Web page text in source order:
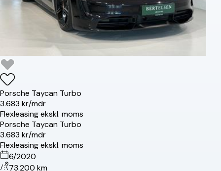
Porsche Taycan Turbo
3.683 kr/mdr
Flexleasing ekskl. moms
Porsche Taycan Turbo
3.683 kr/mdr
Flexleasing ekskl. moms
6/2020
73.200 km